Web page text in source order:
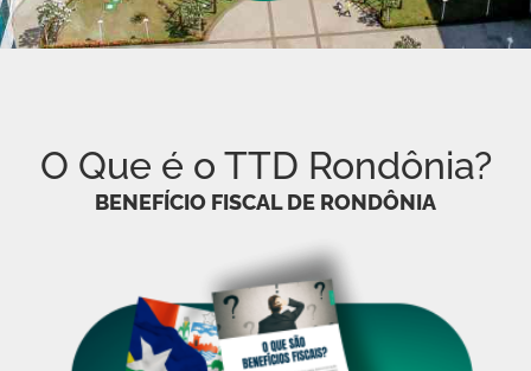
O Que é o TTD Rondônia?
BENEFÍCIO FISCAL DE RONDÔNIA